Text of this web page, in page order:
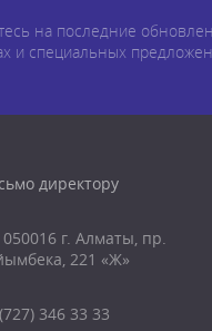
на последние
и специальных
директору
050016 г. Алматы, пр.
221 «Ж»
346 33 33